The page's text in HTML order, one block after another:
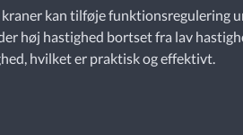
kraner kan tilføje funktionsregulering
høj hastighed bortset fra lav
hvilket er praktisk og effektivt.